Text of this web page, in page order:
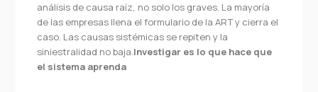
análisis de causa raíz, no solo los graves. La mayoría
de las empresas llena el formulario de la ART y cierra el
caso. Las causas sistémicas se repiten y la
siniestralidad no baja.Investigar es lo que hace que
el sistema aprenda